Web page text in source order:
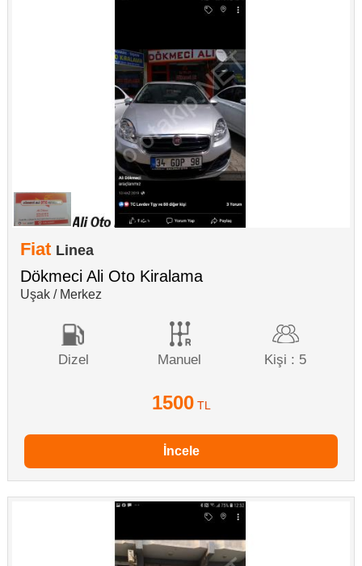
Fiat Linea
Dökmeci Ali Oto Kiralama
Uşak / Merkez
Dizel Manuel Kişi : 5
1500 TL
İncele